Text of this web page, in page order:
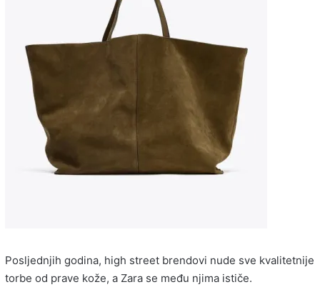
Posljednjih godina, high street brendovi nude sve kvalitetnije
torbe od prave kože, a Zara se među njima ističe.